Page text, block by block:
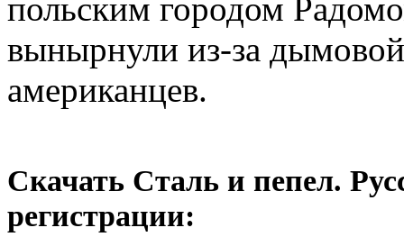
польским городом
вынырнули из-за
американцев.
Скачать Сталь и пепел.
регистрации: